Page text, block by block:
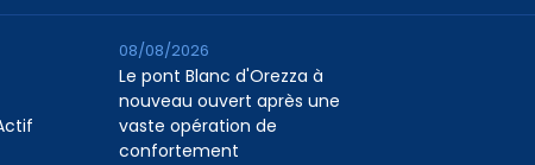
Le pont Blanc d'Orezza à
nouveau ouvert après une
vaste opération de
confortement
08/08/2026